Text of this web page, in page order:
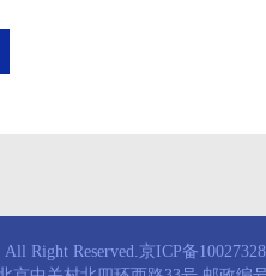
Right Reserved.京ICP备